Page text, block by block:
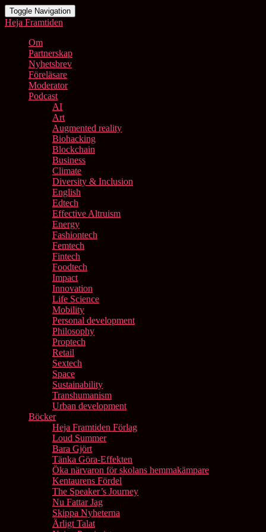
Toggle Navigation
Heja Framtiden
Om
Partnerskap
Nyhetsbrev
Föreläsare
Moderator
Podcast
AI
Art
Augmented reality
Biohacking
Blockchain
Business
Climate
Diversity & Inclusion
English
Edtech
Effective Altruism
Energy
Fashiontech
Femtech
Fintech
Foodtech
Impact
Innovation
Life Science
Mobility
Personal development
Philosophy
Proptech
Retail
Sextech
Space
Sustainability
Transhumanism
Urban development
Böcker
Heja Framtiden Förlag
Loud Summer
Bara Gjört
Tänka Göra-Effekten
Öka närvaron för skolans hemmakämpare
Kentaurens Fördel
The Speaker’s Journey
Nu Fattar Jag
Skippa Nyheterna
Ärligt Talat